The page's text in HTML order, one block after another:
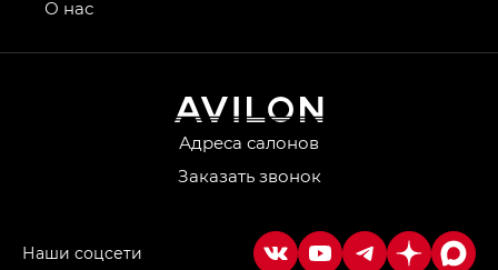
привод — GB AWD, Джи Эль Полный привод —
Джи Ти — GT, Джи Икс — GX,
Джи Икс ПРЕМИУМ — GX PREMIUM, ЛАУНЖ —
Empow — Эмпау (Empow) в комплектации
в спортивном стиле — GL(S-Style)
Адреса салонов
Заказать звонок
О нас